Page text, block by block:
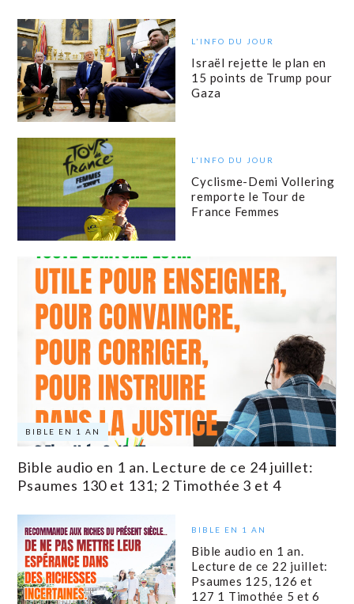
L'INFO DU JOUR
Israël rejette le plan en
15 points de Trump pour
Gaza
L'INFO DU JOUR
Cyclisme-Demi Vollering
remporte le Tour de
France Femmes
BIBLE EN 1 AN
Bible audio en 1 an. Lecture de ce 24 juillet:
Psaumes 130 et 131; 2 Timothée 3 et 4
BIBLE EN 1 AN
Bible audio en 1 an.
Lecture de ce 22 juillet:
Psaumes 125, 126 et
127 1 Timothée 5 et 6